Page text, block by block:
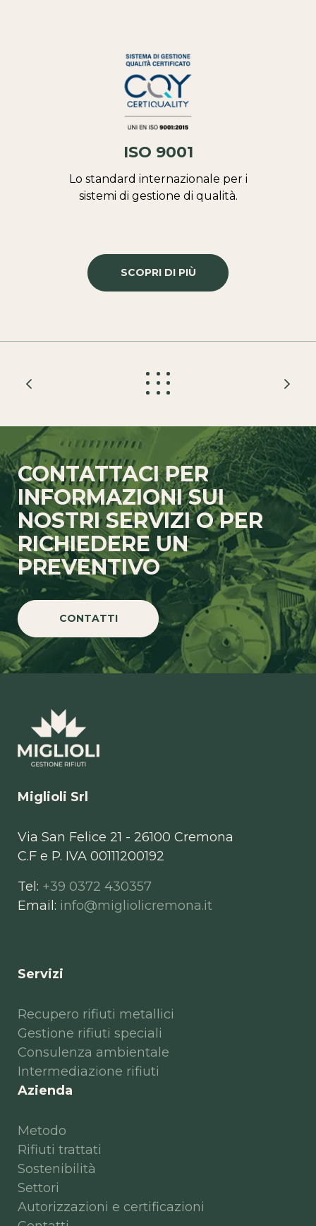
ISO 9001
Lo standard internazionale per i
sistemi di gestione di qualità.
SCOPRI DI PIÙ
CONTATTACI PER
INFORMAZIONI SUI
NOSTRI SERVIZI O PER
RICHIEDERE UN
PREVENTIVO
CONTATTI
Miglioli Srl
Via San Felice 21 - 26100 Cremona
C.F e P. IVA 00111200192
Tel: +39 0372 430357
Email: info@migliolicremona.it
Servizi
Recupero rifiuti metallici
Gestione rifiuti speciali
Consulenza ambientale
Intermediazione rifiuti
Azienda
Metodo
Rifiuti trattati
Sostenibilità
Settori
Autorizzazioni e certificazioni